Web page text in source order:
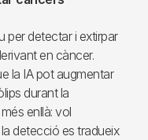
per detectar i extirpar
en càncer.
la IA pot augmentar
durant la
enllà: vol
detecció es tradueix